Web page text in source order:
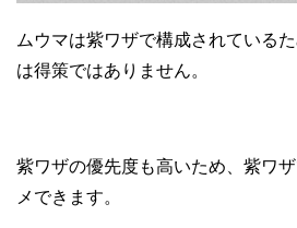
ムウマは紫ワザで構成されている
は得策ではありません。
紫ワザの優先度も高いため、紫ワ
メできます。